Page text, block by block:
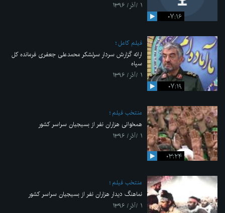
۰۷:۱۶
۱ /آذر/ ۱۳۹۶
۰۷:۱۹
فیلم کامل
ارائه گزارش سردار سرلشکر محمدعلی جعفری فرمانده کل
سپاه
۱ /آذر/ ۱۳۹۶
۰۳:۲۴
منتخب فیلم
همخوانی هزاران نفر از بسیجیان سراسر کشور
۱ /آذر/ ۱۳۹۶
منتخب فیلم
نماهنگ دیدار هزاران نفر از بسیجیان سراسر کشور
۱ /آذر/ ۱۳۹۶